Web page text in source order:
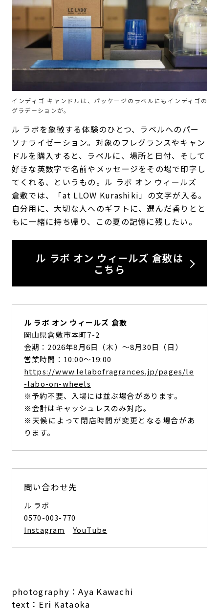
インディゴ キャンドルは、パッケージのラベルにもインディゴの
グラデーションが。
ル ラボを象徴する体験のひとつ、ラベルへのパー
ソナライゼーション。対象のフレグランスやキャン
ドルを購入すると、ラベルに、場所と日付、そして
好きな英数字で名前やメッセージをその場で印字し
てくれる、というもの。ル ラボ オン ウィールズ
倉敷では、「at LLOW Kurashiki」の文字が入る。
自分用に、大切な人へのギフトに、選んだ香りとと
もに一緒に持ち帰り、この夏の記憶に残したい。
ル ラボ オン ウィールズ 倉敷は
こちら
ル ラボ オン ウィールズ 倉敷
岡山県倉敷市本町7-2
会期：2026年8月6日（木）〜8月30日（日）
営業時間：10:00〜19:00
https://www.lelabofragrances.jp/pages/le
-labo-on-wheels
※予約不要、入場には並ぶ場合があります。
※会計はキャッシュレスのみ対応。
※天候によって閉店時間が変更となる場合があ
ります。
問い合わせ先
ル ラボ
0570-003-770
Instagram
YouTube
photography：Aya Kawachi
text：Eri Kataoka